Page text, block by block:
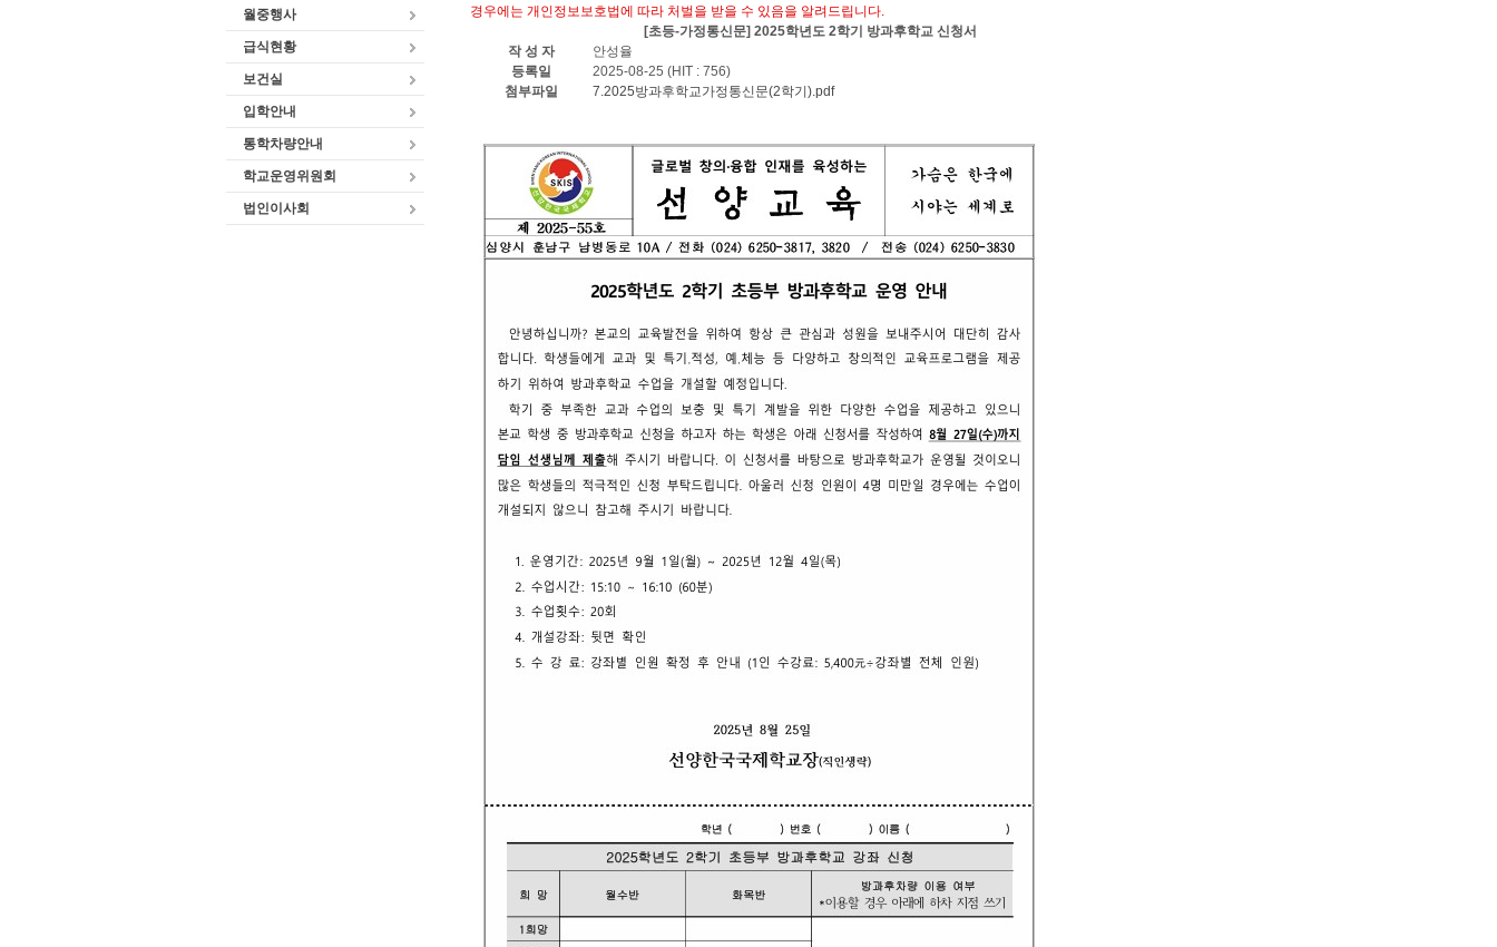
월중행사
급식현황
보건실
입학안내
통학차량안내
학교운영위원회
법인이사회
경우에는 개인정보보호법에 따라 처벌을 받을 수 있음을 알려드립니다.
[초등-가정통신문] 2025학년도 2학기 방과후학교 신청서
작 성 자
안성율
등록일
2025-08-25 (HIT : 756)
첨부파일
7.2025방과후학교가정통신문(2학기).pdf